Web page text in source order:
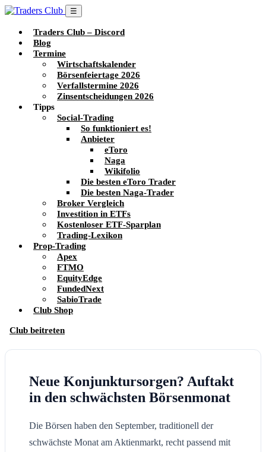
☰
Traders Club – Discord
Blog
Termine
Wirtschaftskalender
Börsenfeiertage 2026
Verfallstermine 2026
Zinsentscheidungen 2026
Tipps
Social-Trading
So funktioniert es!
Anbieter
eToro
Naga
Wikifolio
Die besten eToro Trader
Die besten Naga-Trader
Broker Vergleich
Investition in ETFs
Kostenloser ETF-Sparplan
Trading-Lexikon
Prop-Trading
Apex
FTMO
EquityEdge
FundedNext
SabioTrade
Club Shop
Club beitreten
Neue Konjunktursorgen? Auftakt
in den schwächsten Börsenmonat
Die Börsen haben den September, traditionell der
schwächste Monat am Aktienmarkt, recht passend mit